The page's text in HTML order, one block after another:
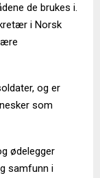
de brukes i.
i Norsk
og er
som
ødelegger
samfunn i